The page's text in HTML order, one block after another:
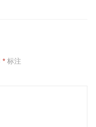
*标注